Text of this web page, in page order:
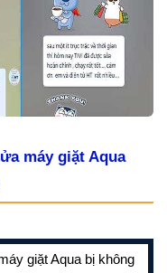
máy giặt Aqua
giặt Aqua bị không